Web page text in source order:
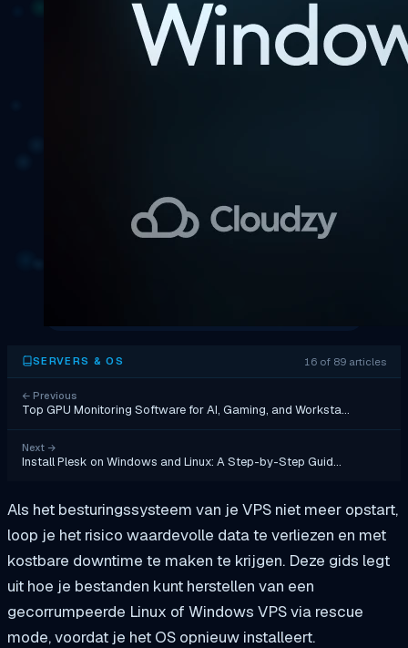
SERVERS & OS 16 of 89 articles
← Previous
Top GPU Monitoring Software for AI, Gaming, and Worksta…
Next →
Install Plesk on Windows and Linux: A Step-by-Step Guid…
Als het besturingssysteem van je VPS niet meer opstart,
loop je het risico waardevolle data te verliezen en met
kostbare downtime te maken te krijgen. Deze gids legt
uit hoe je bestanden kunt herstellen van een
gecorrumpeerde Linux of Windows VPS via rescue
mode, voordat je het OS opnieuw installeert.